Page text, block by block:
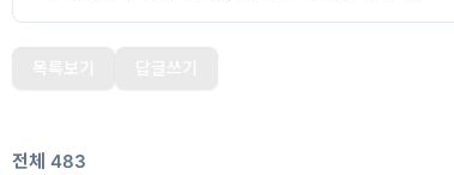
전체 483